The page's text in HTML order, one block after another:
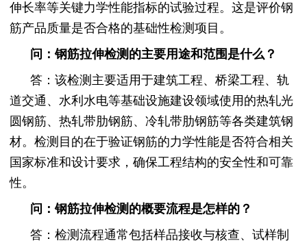
伸长率等关键力学性能指标的试验过程。这是评价钢
筋产品质量是否合格的基础性检测项目。
问：钢筋拉伸检测的主要用途和范围是什么？
答：该检测主要适用于建筑工程、桥梁工程、轨
道交通、水利水电等基础设施建设领域使用的热轧光
圆钢筋、热轧带肋钢筋、冷轧带肋钢筋等各类建筑钢
材。检测目的在于验证钢筋的力学性能是否符合相关
国家标准和设计要求，确保工程结构的安全性和可靠
性。
问：钢筋拉伸检测的概要流程是怎样的？
答：检测流程通常包括样品接收与核查、试样制